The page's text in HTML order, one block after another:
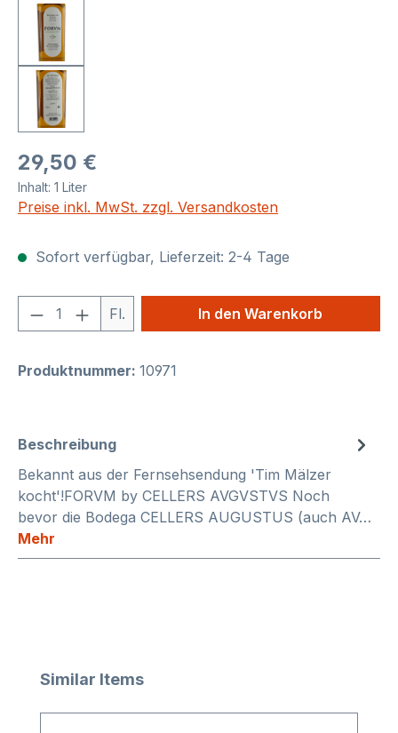
Regulärer Preis:
29,50 €
Inhalt: 1 Liter
Preise inkl. MwSt. zzgl. Versandkosten
Sofort verfügbar, Lieferzeit: 2-4 Tage
Produkt Anzahl: Gib den
Fl. In den Warenkorb
Produktnummer: 10971
Beschreibung
Bekannt aus der Fernsehsendung 'Tim Mälzer
kocht'!FORVM by CELLERS AVGVSTVS Noch
bevor die Bodega CELLERS AUGUSTUS (auch AV…
Mehr
Produktgalerie überspringen
Similar Items